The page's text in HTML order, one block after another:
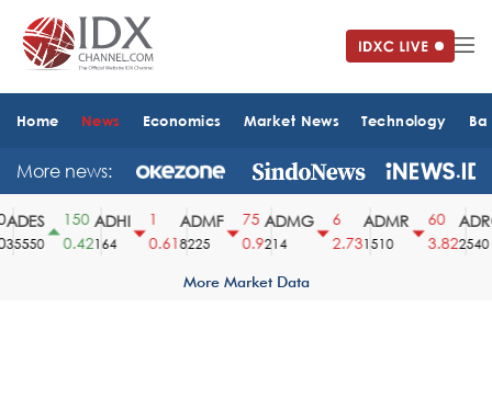
Home News Economics Market News Technology
More news:
150
0.42
ADHI
164
0.61
ADMF
8225
75
0.9
ADMG
214
2.73
ADMR
1510
60
3.82
ADRO
2540
More Market Data